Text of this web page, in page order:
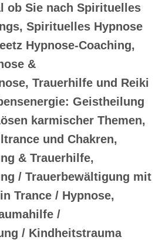
ob Sie nach Spirituelles
Spirituelles Hypnose
Hypnose-Coaching,
&
Trauerhilfe und Reiki
Geistheilung
karmischer Themen,
und Chakren,
& Trauerhilfe,
/ Trauerbewältigung mit
Trance / Hypnose,
/
/ Kindheitstrauma